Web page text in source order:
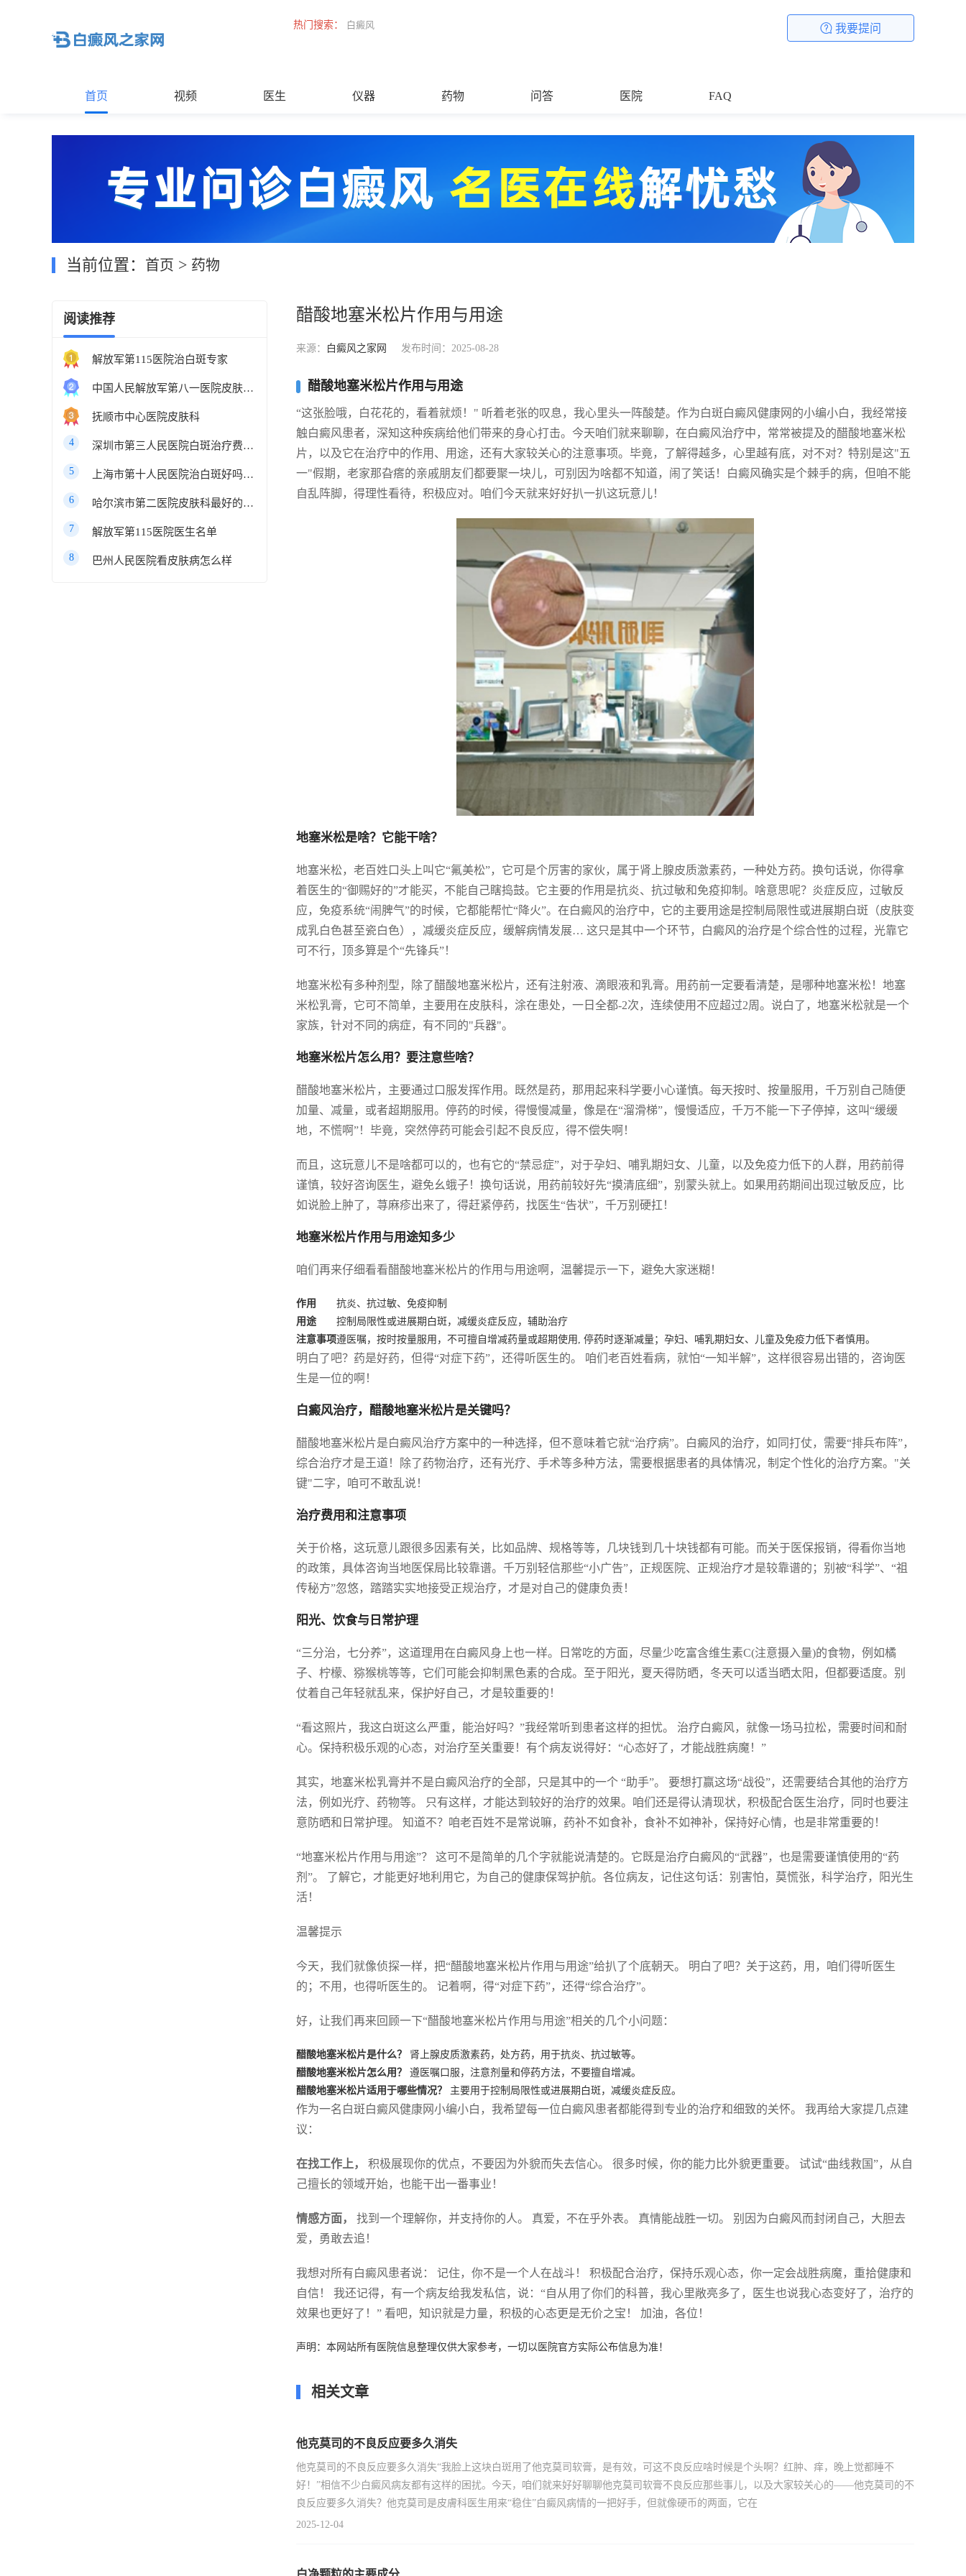
热门搜索： 白癜风 我要提问
首页 视频 医生 仪器 药物 问答 医院 FAQ
当前位置： 首页 > 药物
阅读推荐
解放军第115医院治白斑专家
中国人民解放军第八一医院皮肤科最好的医生
抚顺市中心医院皮肤科
4 深圳市第三人民医院白斑治疗费用多少
5 上海市第十人民医院治白斑好吗知乎
6 哈尔滨市第二医院皮肤科最好的医生
7 解放军第115医院医生名单
8 巴州人民医院看皮肤病怎么样
醋酸地塞米松片作用与用途
来源： 白癜风之家网 发布时间：2025-08-28
醋酸地塞米松片作用与用途
“这张脸哦，白花花的，看着就烦！" 听着老张的叹息，我心里头一阵酸楚。作为白斑白癜风健康网的小编小白，我经常接
触白癜风患者，深知这种疾病给他们带来的身心打击。今天咱们就来聊聊，在白癜风治疗中，常常被提及的醋酸地塞米松
片，以及它在治疗中的作用、用途，还有大家较关心的注意事项。毕竟，了解得越多，心里越有底，对不对？特别是这"五
一"假期，老家那旮瘩的亲戚朋友们都要聚一块儿，可别因为啥都不知道，闹了笑话！白癜风确实是个棘手的病，但咱不能
自乱阵脚，得理性看待，积极应对。咱们今天就来好好扒一扒这玩意儿！
地塞米松是啥？它能干啥？
地塞米松，老百姓口头上叫它“氟美松”，它可是个厉害的家伙，属于肾上腺皮质激素药，一种处方药。换句话说，你得拿
着医生的“御赐好的”才能买，不能自己瞎捣鼓。它主要的作用是抗炎、抗过敏和免疫抑制。啥意思呢？炎症反应，过敏反
应，免疫系统“闹脾气”的时候，它都能帮忙“降火”。在白癜风的治疗中，它的主要用途是控制局限性或进展期白斑（皮肤变
成乳白色甚至瓷白色），减缓炎症反应，缓解病情发展… 这只是其中一个环节，白癜风的治疗是个综合性的过程，光靠它
可不行，顶多算是个“先锋兵”！
地塞米松有多种剂型，除了醋酸地塞米松片，还有注射液、滴眼液和乳膏。用药前一定要看清楚，是哪种地塞米松！地塞
米松乳膏，它可不简单，主要用在皮肤科，涂在患处，一日全都-2次，连续使用不应超过2周。说白了，地塞米松就是一个
家族，针对不同的病症，有不同的"兵器"。
地塞米松片怎么用？要注意些啥？
醋酸地塞米松片，主要通过口服发挥作用。既然是药，那用起来科学要小心谨慎。每天按时、按量服用，千万别自己随便
加量、减量，或者超期服用。停药的时候，得慢慢减量，像是在“溜滑梯”，慢慢适应，千万不能一下子停掉，这叫“缓缓
地，不慌啊”！毕竟，突然停药可能会引起不良反应，得不偿失啊！
而且，这玩意儿不是啥都可以的，也有它的“禁忌症”，对于孕妇、哺乳期妇女、儿童，以及免疫力低下的人群，用药前得
谨慎，较好咨询医生，避免幺蛾子！换句话说，用药前较好先“摸清底细”，别蒙头就上。如果用药期间出现过敏反应，比
如说脸上肿了，荨麻疹出来了，得赶紧停药，找医生“告状”，千万别硬扛！
地塞米松片作用与用途知多少
咱们再来仔细看看醋酸地塞米松片的作用与用途啊，温馨提示一下，避免大家迷糊！
作用
抗炎、抗过敏、免疫抑制
用途
控制局限性或进展期白斑，减缓炎症反应，辅助治疗
注意事项遵医嘱，按时按量服用，不可擅自增减药量或超期使用, 停药时逐渐减量；孕妇、哺乳期妇女、儿童及免疫力低下者慎用。
明白了吧？药是好药，但得“对症下药”，还得听医生的。 咱们老百姓看病，就怕“一知半解”，这样很容易出错的，咨询医
生是一位的啊！
白癜风治疗，醋酸地塞米松片是关键吗？
醋酸地塞米松片是白癜风治疗方案中的一种选择，但不意味着它就“治疗病”。白癜风的治疗，如同打仗，需要“排兵布阵”，
综合治疗才是王道！除了药物治疗，还有光疗、手术等多种方法，需要根据患者的具体情况，制定个性化的治疗方案。"关
键"二字，咱可不敢乱说！
治疗费用和注意事项
关于价格，这玩意儿跟很多因素有关，比如品牌、规格等等，几块钱到几十块钱都有可能。而关于医保报销，得看你当地
的政策，具体咨询当地医保局比较靠谱。千万别轻信那些“小广告”，正规医院、正规治疗才是较靠谱的；别被“科学”、“祖
传秘方”忽悠，踏踏实实地接受正规治疗，才是对自己的健康负责！
阳光、饮食与日常护理
“三分治，七分养”，这道理用在白癜风身上也一样。日常吃的方面，尽量少吃富含维生素C(注意摄入量)的食物，例如橘
子、柠檬、猕猴桃等等，它们可能会抑制黑色素的合成。至于阳光，夏天得防晒，冬天可以适当晒太阳，但都要适度。别
仗着自己年轻就乱来，保护好自己，才是较重要的！
“看这照片，我这白斑这么严重，能治好吗？”我经常听到患者这样的担忧。 治疗白癜风，就像一场马拉松，需要时间和耐
心。保持积极乐观的心态，对治疗至关重要！有个病友说得好：“心态好了，才能战胜病魔！”
其实，地塞米松乳膏并不是白癜风治疗的全部，只是其中的一个 “助手”。 要想打赢这场“战役”，还需要结合其他的治疗方
法，例如光疗、药物等。 只有这样，才能达到较好的治疗的效果。咱们还是得认清现状，积极配合医生治疗，同时也要注
意防晒和日常护理。 知道不？咱老百姓不是常说嘛，药补不如食补，食补不如神补，保持好心情，也是非常重要的！
“地塞米松片作用与用途”？ 这可不是简单的几个字就能说清楚的。它既是治疗白癜风的“武器”，也是需要谨慎使用的“药
剂”。 了解它，才能更好地利用它，为自己的健康保驾护航。各位病友，记住这句话：别害怕，莫慌张，科学治疗，阳光生
活！
温馨提示
今天，我们就像侦探一样，把“醋酸地塞米松片作用与用途”给扒了个底朝天。 明白了吧？关于这药，用，咱们得听医生
的；不用，也得听医生的。 记着啊，得“对症下药”，还得“综合治疗”。
好，让我们再来回顾一下“醋酸地塞米松片作用与用途”相关的几个小问题：
醋酸地塞米松片是什么？
肾上腺皮质激素药，处方药，用于抗炎、抗过敏等。
醋酸地塞米松片怎么用？
遵医嘱口服，注意剂量和停药方法，不要擅自增减。
醋酸地塞米松片适用于哪些情况？
主要用于控制局限性或进展期白斑，减缓炎症反应。
作为一名白斑白癜风健康网小编小白，我希望每一位白癜风患者都能得到专业的治疗和细致的关怀。 我再给大家提几点建
议：
在找工作上，
积极展现你的优点，不要因为外貌而失去信心。 很多时候，你的能力比外貌更重要。 试试“曲线救国”，从自
己擅长的领域开始，也能干出一番事业！
情感方面，
找到一个理解你，并支持你的人。 真爱，不在乎外表。 真情能战胜一切。 别因为白癜风而封闭自己，大胆去
爱，勇敢去追！
我想对所有白癜风患者说： 记住，你不是一个人在战斗！ 积极配合治疗，保持乐观心态，你一定会战胜病魔，重拾健康和
自信！ 我还记得，有一个病友给我发私信，说：“自从用了你们的科普，我心里敞亮多了，医生也说我心态变好了，治疗的
效果也更好了！” 看吧，知识就是力量，积极的心态更是无价之宝！ 加油，各位！
声明：本网站所有医院信息整理仅供大家参考，一切以医院官方实际公布信息为准！
相关文章
他克莫司的不良反应要多久消失
他克莫司的不良反应要多久消失“我脸上这块白斑用了他克莫司软膏，是有效，可这不良反应啥时候是个头啊？红肿、痒，晚上觉都睡不
好！”相信不少白癜风病友都有这样的困扰。今天，咱们就来好好聊聊他克莫司软膏不良反应那些事儿，以及大家较关心的——他克莫司的不
良反应要多久消失？他克莫司是皮膚科医生用来“稳住”白癜风病情的一把好手，但就像硬币的两面，它在
2025-12-04